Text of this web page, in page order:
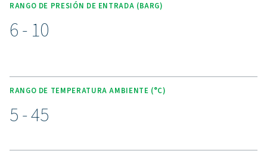
Controlador táctil avanzado
Purelogic
El generador de oxígeno PPOG 1-137 HE incorpora el
controlador Purelogic Touch, que ofrece una
maximiza el rendimiento y garantiza la tranquilidad del